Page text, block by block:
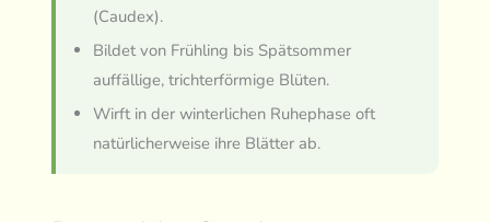
(Caudex).
Bildet von Frühling bis Spätsommer
auffällige, trichterförmige Blüten.
Wirft in der winterlichen Ruhephase oft
natürlicherweise ihre Blätter ab.